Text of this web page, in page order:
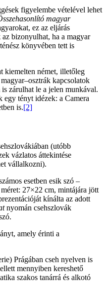
figyelembe vételével lehet
magyar
ez az eljárás
bizonyulhat, ha a magyar
könyvében tett is
kiemelten német, illetőleg
kapcsolatok
zárulhat le a jelen munkával.
egy tényt idézek: a Camera
is.[2]
(utóbb
vázlatos áttekintése
vállalkozni).
esetben esik szó –
27×22 cm, mintájára jött
kínálta az adott
nyomán csehszlovák
amely érinti a
Prágában cseh nyelven is
mennyiben kereshető
szakos tanárrá és alkotó